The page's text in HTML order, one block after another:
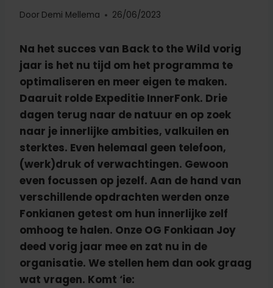
Door Demi Mellema 26/06/2023
Na het succes van Back to the Wild vorig
jaar is het nu tijd om het programma te
optimaliseren en meer eigen te maken.
Daaruit rolde Expeditie InnerFonk. Drie
dagen terug naar de natuur en op zoek
naar je innerlijke ambities, valkuilen en
sterktes. Even helemaal geen telefoon,
(werk)druk of verwachtingen. Gewoon
even focussen op jezelf. Aan de hand van
verschillende opdrachten werden onze
Fonkianen getest om hun innerlijke zelf
omhoog te halen. Onze OG Fonkiaan Joy
deed vorig jaar mee en zat nu in de
organisatie. We stellen hem dan ook graag
wat vragen. Komt ‘ie: